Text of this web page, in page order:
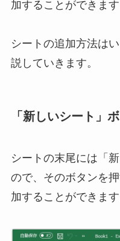
加することができます
シートの追加方法は
説していきます。
「新しいシート」
シートの末尾には「
ので、そのボタンを
加することができます